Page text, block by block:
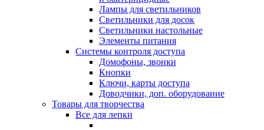
Лампы для светильников
Светильники для досок
Светильники настольные
Элементы питания
Системы контроля доступа
Домофоны, звонки
Кнопки
Ключи, карты доступа
Доводчики, доп. оборудование
Товары для творчества
Все для лепки